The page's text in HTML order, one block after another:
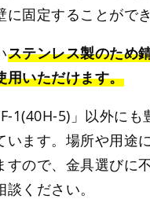
に固定することができ
ステンレス製のため
用いただけます。
1(40H-5)」以外にも
います。場所や用途
すので、金具選びに
ください。